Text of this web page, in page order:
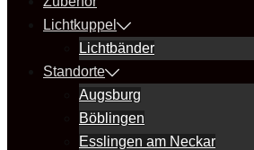
Lichtkuppel
Lichtbänder
Standorte
Augsburg
Böblingen
Esslingen am Neckar